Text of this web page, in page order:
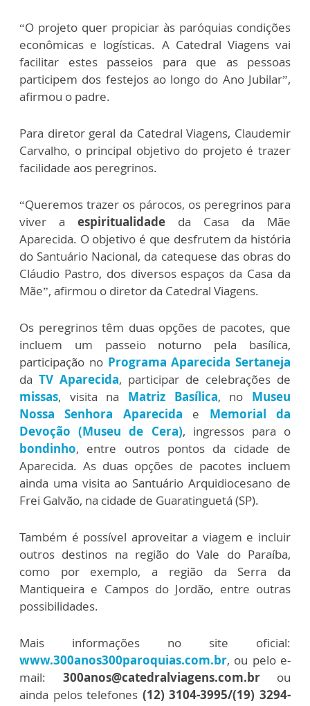
“O projeto quer propiciar às paróquias condições
econômicas e logísticas. A Catedral Viagens vai
facilitar estes passeios para que as pessoas
participem dos festejos ao longo do Ano Jubilar”,
afirmou o padre.
Para diretor geral da Catedral Viagens, Claudemir
Carvalho, o principal objetivo do projeto é trazer
facilidade aos peregrinos.
“Queremos trazer os párocos, os peregrinos para
viver a espiritualidade da Casa da Mãe
Aparecida. O objetivo é que desfrutem da história
do Santuário Nacional, da catequese das obras do
Cláudio Pastro, dos diversos espaços da Casa da
Mãe”, afirmou o diretor da Catedral Viagens.
Os peregrinos têm duas opções de pacotes, que
incluem um passeio noturno pela basílica,
participação no Programa Aparecida Sertaneja
da TV Aparecida, participar de celebrações de
missas, visita na Matriz Basílica, no Museu
Nossa Senhora Aparecida e Memorial da
Devoção (Museu de Cera), ingressos para o
bondinho, entre outros pontos da cidade de
Aparecida. As duas opções de pacotes incluem
ainda uma visita ao Santuário Arquidiocesano de
Frei Galvão, na cidade de Guaratinguetá (SP).
Também é possível aproveitar a viagem e incluir
outros destinos na região do Vale do Paraíba,
como por exemplo, a região da Serra da
Mantiqueira e Campos do Jordão, entre outras
possibilidades.
Mais informações no site oficial:
www.300anos300paroquias.com.br, ou pelo e-
mail: 300anos@catedralviagens.com.brou
ainda pelos telefones (12) 3104-3995/(19) 3294-